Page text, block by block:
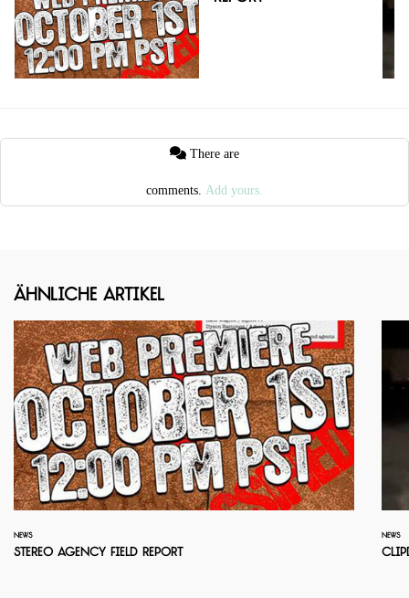
comments. Add yours.
Ähnliche Artikel
NEWS
Stereo Agency Field Report
NEWS